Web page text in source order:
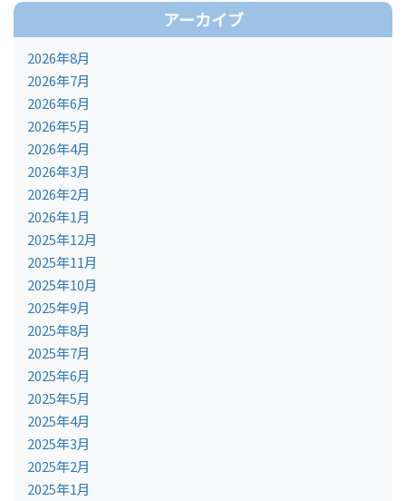
アーカイブ
2026年8月
2026年7月
2026年6月
2026年5月
2026年4月
2026年3月
2026年2月
2026年1月
2025年12月
2025年11月
2025年10月
2025年9月
2025年8月
2025年7月
2025年6月
2025年5月
2025年4月
2025年3月
2025年2月
2025年1月